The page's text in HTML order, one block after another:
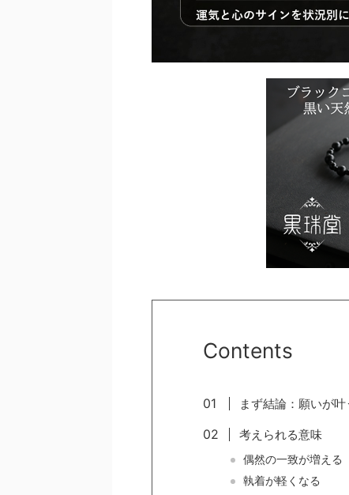
Contents
まず結論：願いが
考えられる意味
偶然の一致が増える
執着が軽くなる